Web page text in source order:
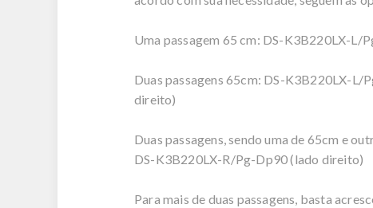
Uma passagem 65 cm: DS-K3B220LX-
Duas passagens 65cm: DS-K3B220LX-
direito)
Duas passagens, sendo uma de 65cm e
DS-K3B220LX-R/Pg-Dp90 (lado direito)
Para mais de duas passagens, basta